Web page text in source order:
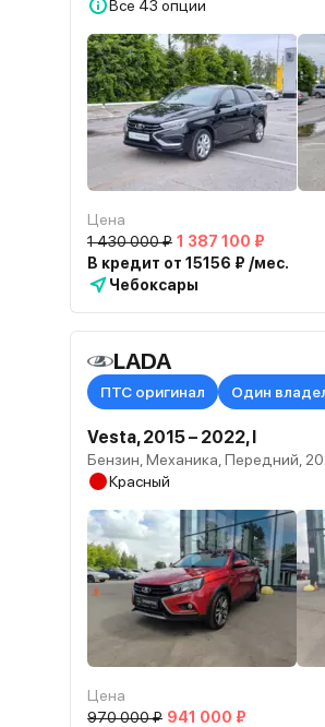
Все 43 опции
Цена
1 430 000 ₽ 1 387 100 ₽
В кредит от 15156 ₽ /мес.
Чебоксары
LADA
ПТС оригинал Один
Vesta, 2015 – 2022, I
Бензин, Механика, Передний,
Красный
Цена
970 000 ₽ 941 000 ₽